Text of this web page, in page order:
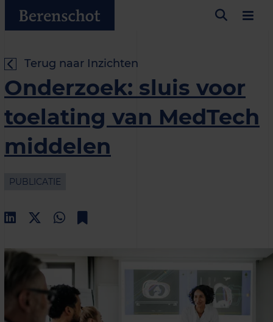
Terug naar Inzichten
Onderzoek: sluis voor
toelating van MedTech
middelen
PUBLICATIE